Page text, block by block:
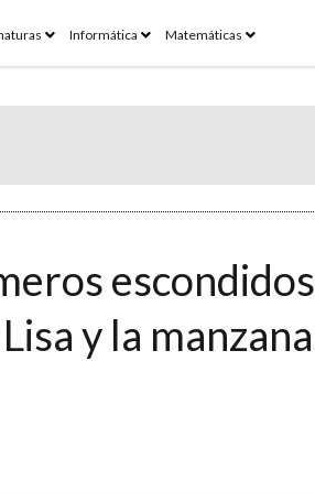
openInformática openMatemáticas open
escondidos
y la manzana